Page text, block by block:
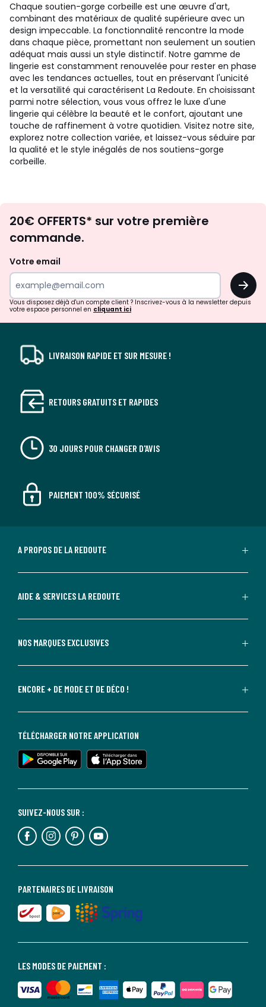
Chaque soutien-gorge corbeille est une œuvre d'art,
combinant des matériaux de qualité supérieure avec un
design impeccable. La fonctionnalité rencontre la mode
dans chaque pièce, promettant non seulement un soutien
adéquat mais aussi un style distinctif. Notre gamme de
lingerie est constamment renouvelée pour rester en phase
avec les tendances actuelles, tout en préservant l'unicité
et la versatilité qui caractérisent La Redoute. En choisissant
parmi notre sélection, vous vous offrez le luxe d'une
lingerie qui célèbre la beauté et le confort, ajoutant une
touche de raffinement à votre quotidien. Visitez notre site,
explorez notre collection variée, et laissez-vous séduire par
la qualité et le style inégalés de nos soutiens-gorge
corbeille.
d'inspirations
surprises?
20€ OFFERTS* sur votre première
commande.
Votre email
OK
Vous disposez déjà d'un compte client ? Inscrivez-vous à la newsletter depuis
votre espace personnel en cliquant ici
LIVRAISON RAPIDE ET SUR MESURE !
RETOURS GRATUITS ET RAPIDES
30 JOURS POUR CHANGER D'AVIS
PAIEMENT 100% SÉCURISÉ
A PROPOS DE LA REDOUTE
AIDE & SERVICES LA REDOUTE
NOS MARQUES EXCLUSIVES
ENCORE + DE MODE ET DE DÉCO !
LES MODES DE PAIEMENT :
PARTENAIRES DE LIVRAISON
SUIVEZ-NOUS SUR :
TÉLÉCHARGER NOTRE APPLICATION